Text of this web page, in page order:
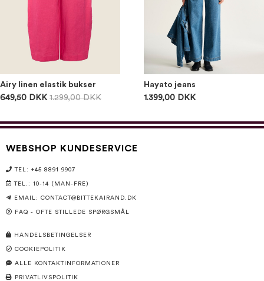
Airy linen elastik bukser
649,50 DKK 1.299,00 DKK
Hayato jeans
1.399,00 DKK
WEBSHOP KUNDESERVICE
TEL: +45 8891 9907
TEL.: 10-14 (MAN-FRE)
EMAIL: CONTACT@BITTEKAIRAND.DK
FAQ - OFTE STILLEDE SPØRGSMÅL
HANDELSBETINGELSER
COOKIEPOLITIK
ALLE KONTAKTINFORMATIONER
PRIVATLIVSPOLITIK